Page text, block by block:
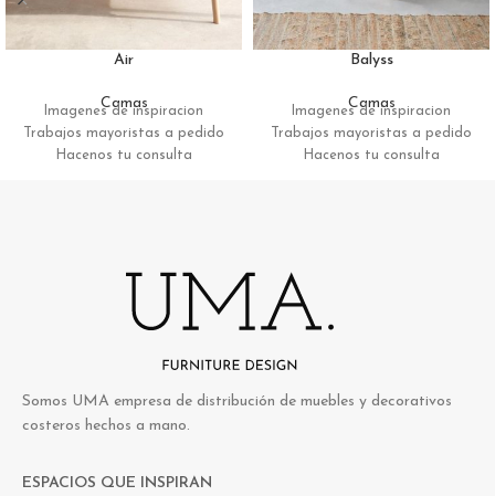
Air
Camas
Imagenes de inspiracion
Trabajos mayoristas a pedido
Hacenos tu consulta
Balyss
Camas
Imagenes de inspiracion
Trabajos mayoristas a pedido
Hacenos tu consulta
Somos UMA empresa de distribución de muebles y decorativos
costeros hechos a mano.
ESPACIOS QUE INSPIRAN